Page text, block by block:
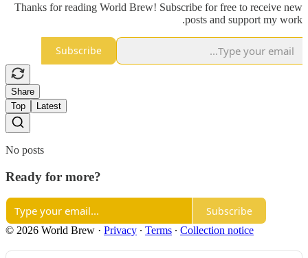
Thanks for reading World Brew! Subscribe for free to receive new
posts and support my work.
Subscribe
Share
Top
Latest
No posts
Ready for more?
Subscribe
© 2026 World Brew · Privacy ∙ Terms ∙ Collection notice